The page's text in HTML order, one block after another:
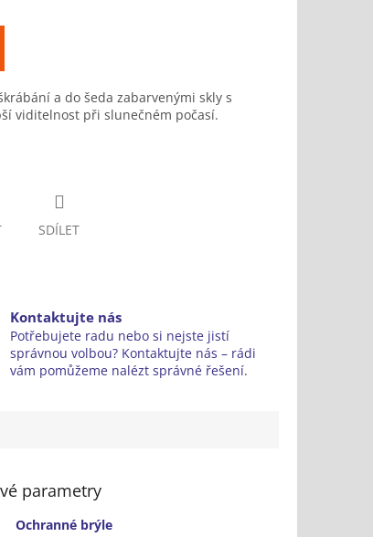
a do šeda zabarvenými skly s
viditelnost při slunečném počasí.
SDÍLET
Kontaktujte nás
Potřebujete radu nebo si nejste jistí
správnou volbou? Kontaktujte nás – rádi
vám pomůžeme nalézt správné řešení.
parametry
Ochranné brýle